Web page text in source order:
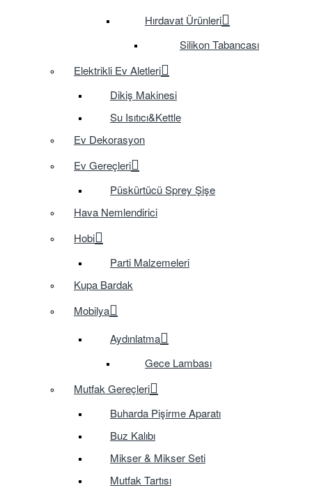
Hırdavat Ürünleri
Silikon Tabancası
Elektrikli Ev Aletleri
Dikiş Makinesi
Su Isıtıcı&Kettle
Ev Dekorasyon
Ev Gereçleri
Püskürtücü Sprey Şişe
Hava Nemlendirici
Hobi
Parti Malzemeleri
Kupa Bardak
Mobilya
Aydınlatma
Gece Lambası
Mutfak Gereçleri
Buharda Pişirme Aparatı
Buz Kalıbı
Mikser & Mikser Seti
Mutfak Tartısı